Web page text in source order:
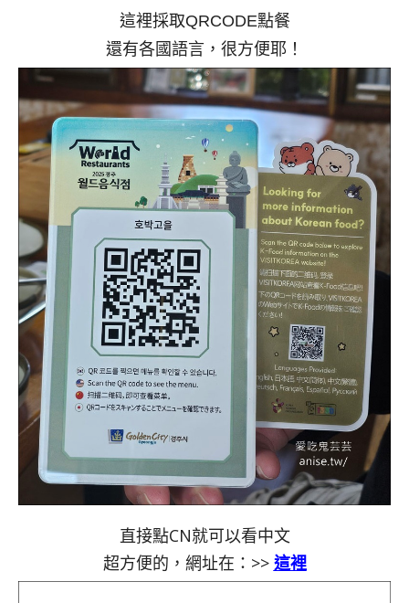
這裡採取QRCODE點餐
還有各國語言，很方便耶！
直接點CN就可以看中文
超方便的，網址在：>> 這裡